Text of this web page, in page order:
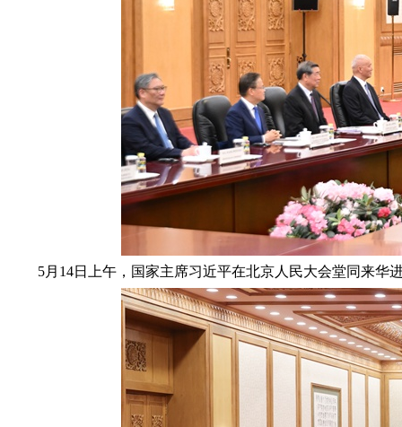
5月14日上午，国家主席习近平在北京人民大会堂同来华